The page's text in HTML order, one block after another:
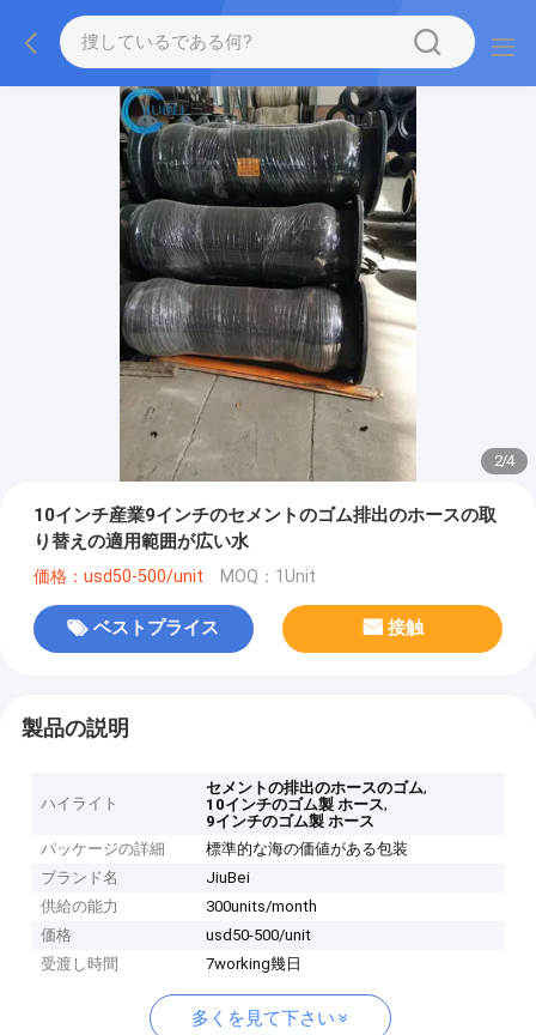
2/4
10インチ産業9インチのセメントのゴム排出のホースの取
り替えの適用範囲が広い水
価格：usd50-500/unit MOQ：1Unit
ベストプライス 接触
製品の説明
ハイライト
セメントの排出のホースのゴム,
10インチのゴム製 ホース,
9インチのゴム製 ホース
パッケージの詳細
標準的な海の価値がある包装
ブランド名
JiuBei
供給の能力
300units/month
価格
usd50-500/unit
受渡し時間
7working幾日
多くを見て下さい